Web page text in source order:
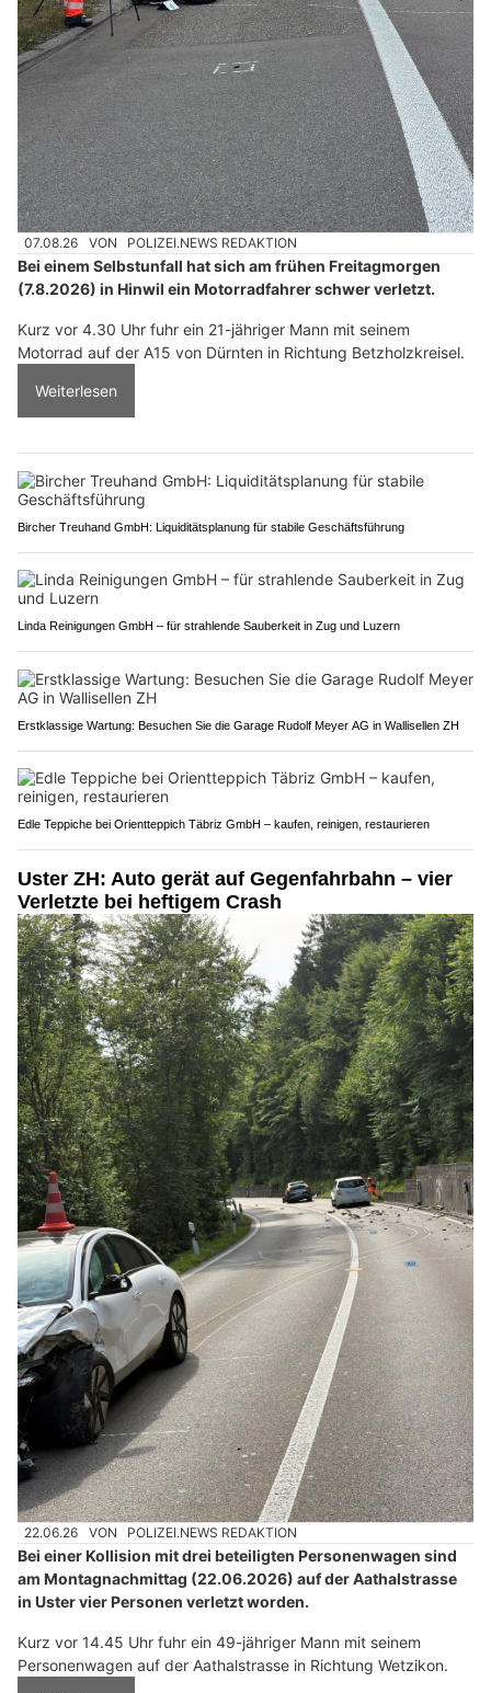
07.08.26 VON POLIZEI.NEWS REDAKTION
Bei einem Selbstunfall hat sich am frühen Freitagmorgen
(7.8.2026) in Hinwil ein Motorradfahrer schwer verletzt.
Kurz vor 4.30 Uhr fuhr ein 21-jähriger Mann mit seinem
Motorrad auf der A15 von Dürnten in Richtung Betzholzkreisel.
Weiterlesen
Bircher Treuhand GmbH: Liquiditätsplanung für stabile Geschäftsführung
Linda Reinigungen GmbH – für strahlende Sauberkeit in Zug und Luzern
Erstklassige Wartung: Besuchen Sie die Garage Rudolf Meyer AG in Wallisellen ZH
Edle Teppiche bei Orientteppich Täbriz GmbH – kaufen, reinigen, restaurieren
Uster ZH: Auto gerät auf Gegenfahrbahn – vier
Verletzte bei heftigem Crash
22.06.26 VON POLIZEI.NEWS REDAKTION
Bei einer Kollision mit drei beteiligten Personenwagen sind
am Montagnachmittag (22.06.2026) auf der Aathalstrasse
in Uster vier Personen verletzt worden.
Kurz vor 14.45 Uhr fuhr ein 49-jähriger Mann mit seinem
Personenwagen auf der Aathalstrasse in Richtung Wetzikon.